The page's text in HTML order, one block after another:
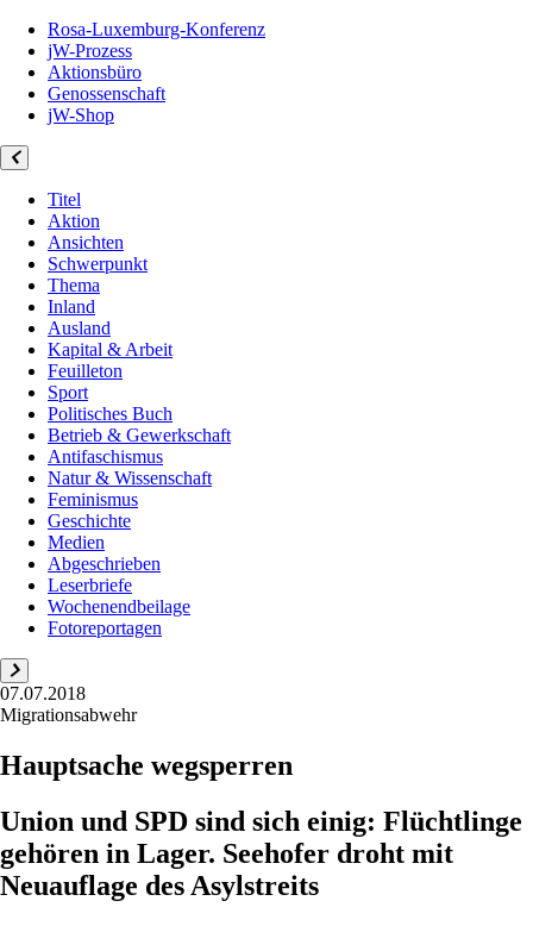
Rosa-Luxemburg-Konferenz
jW-Prozess
Aktionsbüro
Genossenschaft
jW-Shop
Titel
Aktion
Ansichten
Schwerpunkt
Thema
Inland
Ausland
Kapital & Arbeit
Feuilleton
Sport
Politisches Buch
Betrieb & Gewerkschaft
Antifaschismus
Natur & Wissenschaft
Feminismus
Geschichte
Medien
Abgeschrieben
Leserbriefe
Wochenendbeilage
Fotoreportagen
07.07.2018
Migrationsabwehr
Hauptsache wegsperren
Union und SPD sind sich einig: Flüchtlinge
gehören in Lager. Seehofer droht mit
Neuauflage des Asylstreits